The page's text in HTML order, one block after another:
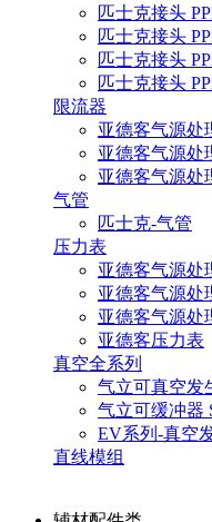
匹士克接头
匹士克接头
匹士克接头
匹士克接头
限流器
亚德客气源处
亚德客气源处
亚德客气源处
气管
匹士克-气管
压力表
亚德客气源处
亚德客气源处
亚德客气源处
亚德客压力表
真空全系列
气立可真空发
气立可缓冲器
EV系列-真空
直线模组